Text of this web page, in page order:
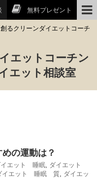
無料プレゼント
るクリーンダイエットコーチ
エットコーチン
エット相談室
の運動は？
イエット 睡眠, ダイエット
イエット 睡眠 質, ダイエッ